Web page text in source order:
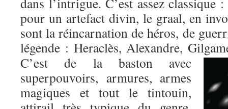
pour un artefact divin, le graal, en
sont la réincarnation de héros, de
légende : Heraclès, Alexandre,
C’est de la baston avec
superpouvoirs, armures, armes
magiques et tout le tintouin,